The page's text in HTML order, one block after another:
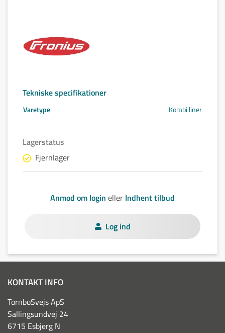
Tekniske specifikationer
Varetype Kombi liner
Lagerstatus
Fjernlager
Anmod om login eller Indhent tilbud
Log ind
KONTAKT INFO
TornboSvejs ApS
Sallingsundvej 24
6715 Esbjerg N